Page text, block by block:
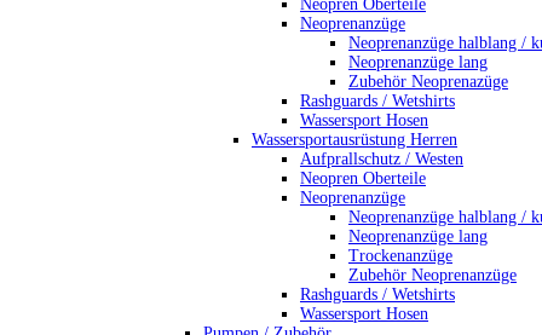
Neopren Oberteile
Neoprenanzüge
Neoprenanzüge halblang /
Neoprenanzüge lang
Zubehör Neoprenazüge
Rashguards / Wetshirts
Wassersport Hosen
Wassersportausrüstung Herren
Aufprallschutz / Westen
Neopren Oberteile
Neoprenanzüge
Neoprenanzüge halblang /
Neoprenanzüge lang
Trockenanzüge
Zubehör Neoprenanzüge
Rashguards / Wetshirts
Wassersport Hosen